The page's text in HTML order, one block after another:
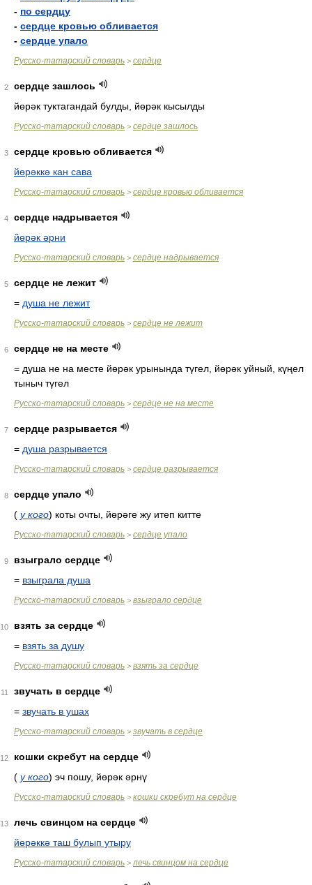
- по сердцу
- сердце кровью обливается
- сердце упало
Русско-татарский словарь > сердце
2
сердце зашлось
йөрәк туктагандай булды, йөрәк кысылды
Русско-татарский словарь > сердце зашлось
3
сердце кровью обливается
йөрәккә кан сава
Русско-татарский словарь > сердце кровью обливается
4
сердце надрывается
йөрәк әрни
Русско-татарский словарь > сердце надрывается
5
сердце не лежит
= душа не лежит
Русско-татарский словарь > сердце не лежит
6
сердце не на месте
= душа не на месте йөрәк урынында түгел, йөрәк уйный, күңел
тыныч түгел
Русско-татарский словарь > сердце не на месте
7
сердце разрывается
= душа разрывается
Русско-татарский словарь > сердце разрывается
8
сердце упало
( у кого) коты очты, йөрәге жу итеп китте
Русско-татарский словарь > сердце упало
9
взыграло сердце
= взыграла душа
Русско-татарский словарь > взыграло сердце
10
взять за сердце
= взять за душу
Русско-татарский словарь > взять за сердце
11
звучать в сердце
= звучать в ушах
Русско-татарский словарь > звучать в сердце
12
кошки скребут на сердце
( у кого) эч пошу, йөрәк әрнү
Русско-татарский словарь > кошки скребут на сердце
13
лечь свинцом на сердце
йөрәккә таш булып утыру
Русско-татарский словарь > лечь свинцом на сердце